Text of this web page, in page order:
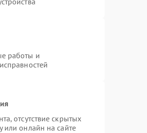
работы и
отсутствие скрытых
или онлайн на сайте